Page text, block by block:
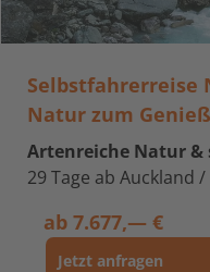
Selbstfahrerreise
Natur zum
Artenreiche Natur
29 Tage ab Auckland
ab 7.677,— €
Jetzt anfragen